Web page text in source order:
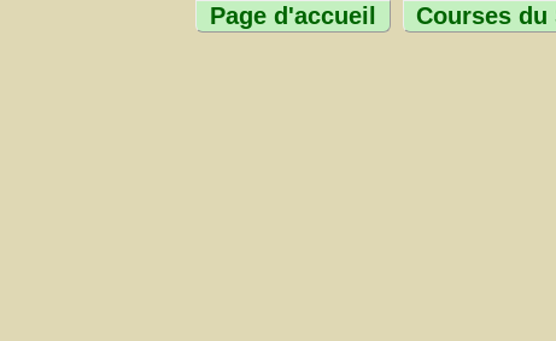
Page d'accueil Courses du